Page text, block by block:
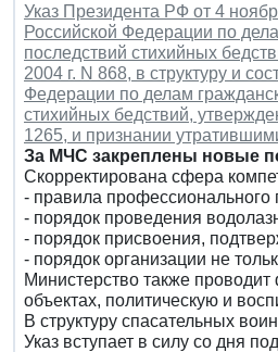
Указ Президента РФ от 4
Российской Федерации по
последствий стихийных
2004 г. N 868, в структуру и
Федерации по делам
стихийных бедствий,
1265, и признании
За МЧС закреплены новые
Скорректирована сфера
- правила профессионального
- порядок проведения
- порядок присвоения,
- порядок организации не
Министерство также
объектах, политическую и
В структуру спасательных
Указ вступает в силу со дня